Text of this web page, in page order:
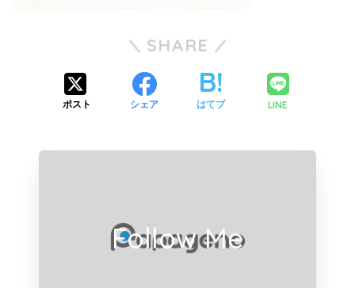
SHARE
ポスト シェア はてブ LINE
Follow Me